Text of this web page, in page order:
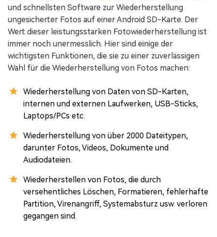
und schnellsten Software zur Wiederherstellung
ungesicherter Fotos auf einer Android SD-Karte. Der
Wert dieser leistungsstarken Fotowiederherstellung ist
immer noch unermesslich. Hier sind einige der
wichtigsten Funktionen, die sie zu einer zuverlässigen
Wahl für die Wiederherstellung von Fotos machen:
Wiederherstellung von Daten von SD-Karten,
internen und externen Laufwerken, USB-Sticks,
Laptops/PCs etc.
Wiederherstellung von über 2000 Dateitypen,
darunter Fotos, Videos, Dokumente und
Audiodateien.
Wiederherstellen von Fotos, die durch
versehentliches Löschen, Formatieren, fehlerhafte
Partition, Virenangriff, Systemabsturz usw. verloren
gegangen sind.